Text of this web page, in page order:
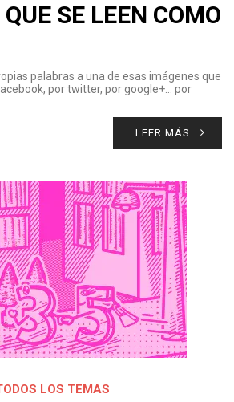
SE LEEN COMO
palabras a una de esas imágenes que
por twitter, por google+… por
LEER MÁS
LOS TEMAS